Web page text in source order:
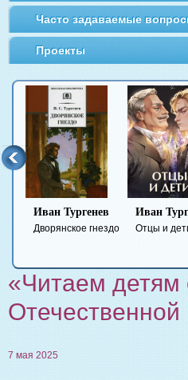
Часто задаваемые
Проекты
Иван Тургенев
Дворянское гнездо
Иван
Отцы и
«Читаем детям
Отечественной
7 мая 2025